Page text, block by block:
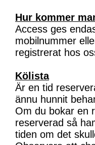
Hur kommer
Access ges
mobilnummer
registrerat hos
Kölista
Är en tid
ännu hunnit
Om du bokar en
reserverad så
tiden om det